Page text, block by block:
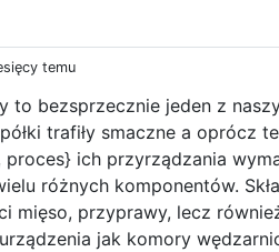
temu
to bezsprzecznie jeden z
trafiły smaczne a oprócz
proces} ich przyrządzania
różnych komponentów.
mięso, przyprawy, lecz
jak komory